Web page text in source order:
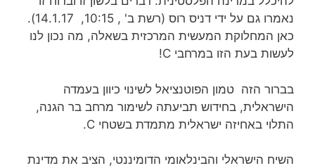
נאמרו גם על ידי דניס רוס (רשת ב' , 10:15, 14.1.17).
כאן המחלוקת המעשית המרכזית בשאלה, מה נכון לנו
לעשות בעת הזו במרחבי C!
בברור הזה טמון הפוטנציאל לשינוי כיוון בעמדה
הישראלית, בחידוש תביעתה לשימור מרחב בר הגנה,
התלוי באחיזה ישראלית מתמדת בשטחי C.
השיח הישראלי והבינלאומי הדומיננטי, הציב את מדינת